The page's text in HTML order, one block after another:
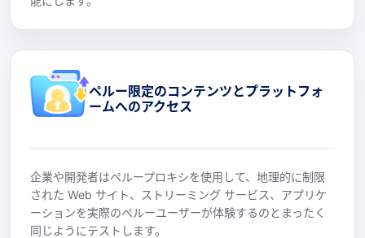
ペルー限定のコンテンツとプラットフォ
ームへのアクセス
企業や開発者はペループロキシを使用して、地理的に制限
された Web サイト、ストリーミング サービス、アプリケ
ーションを実際のペルーユーザーが体験するのとまったく
同じようにテストします。